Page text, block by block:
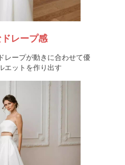
レープ感
レープが動きに合わせて優
エットを作り出す